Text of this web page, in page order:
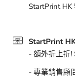
StartPrint HK
StartPrint
- 額外折上折!
- 專業銷售顧